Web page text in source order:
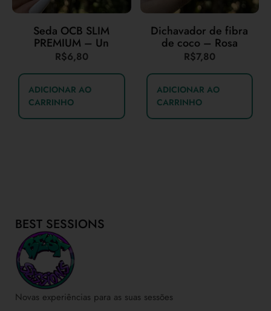
Seda OCB SLIM
PREMIUM – Un
R$6,80
ADICIONAR AO
CARRINHO
Dichavador de fibra
de coco – Rosa
R$7,80
ADICIONAR AO
CARRINHO
BEST SESSIONS
Novas experiências para as suas sessões